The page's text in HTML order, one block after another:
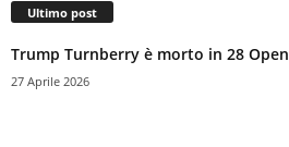
Ultimo post
Trump Turnberry è morto in 28 Open
27 Aprile 2026